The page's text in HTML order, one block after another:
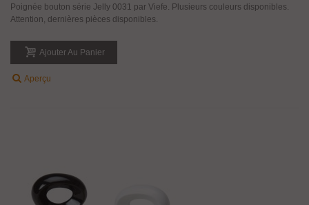
Poignée bouton série Jelly 0031 par Viefe. Plusieurs couleurs disponibles.
Attention, dernières pièces disponibles.
Ajouter Au Panier
Aperçu